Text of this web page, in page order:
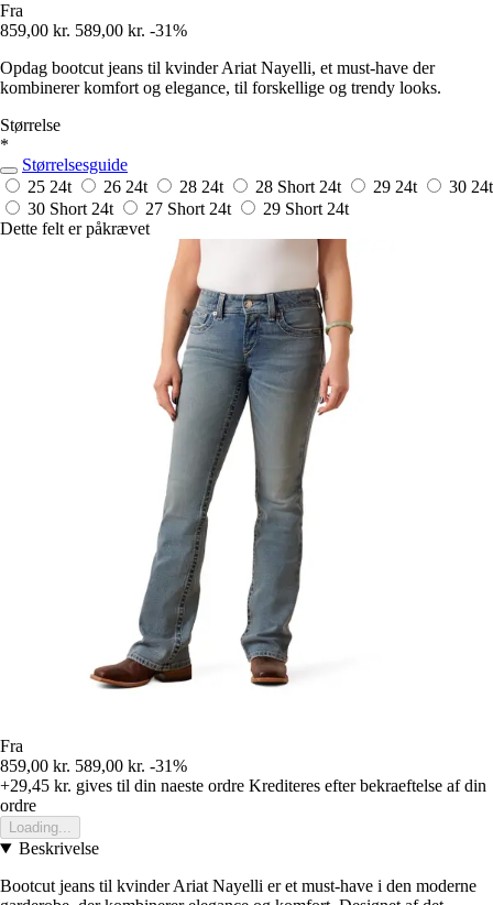
Fra
859,00 kr. 589,00 kr. -31%
Opdag bootcut jeans til kvinder Ariat Nayelli, et must-have der
kombinerer komfort og elegance, til forskellige og trendy looks.
Størrelse
*
Størrelsesguide
25 24t 26 24t 28 24t 28 Short 24t 29 24t 30 24t
30 Short 24t 27 Short 24t 29 Short 24t
Dette felt er påkrævet
Fra
859,00 kr. 589,00 kr. -31%
+29,45 kr. gives til din naeste ordre Krediteres efter bekraeftelse af din
ordre
Loading...
Beskrivelse
Bootcut jeans til kvinder Ariat Nayelli er et must-have i den moderne